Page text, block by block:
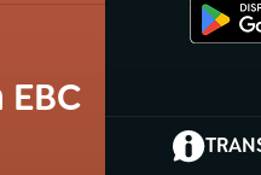
(abre